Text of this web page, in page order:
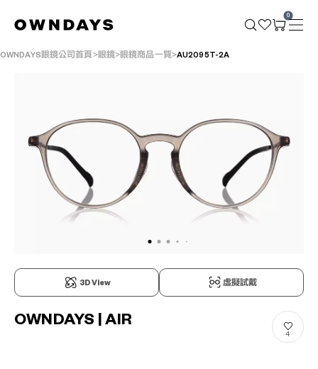
0
OWNDAYS眼鏡公司首頁 眼鏡 眼鏡商品一覽 AU2095T-2A
3D View 虛擬試戴
OWNDAYS | AIR
4